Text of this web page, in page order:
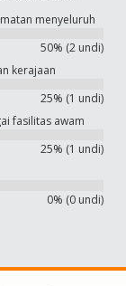
menyeluruh
50% (2 undi)
kerajaan
25% (1 undi)
fasilitas awam
25% (1 undi)
0% (0 undi)